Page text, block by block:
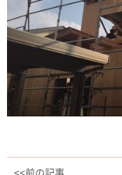
<<前の記事